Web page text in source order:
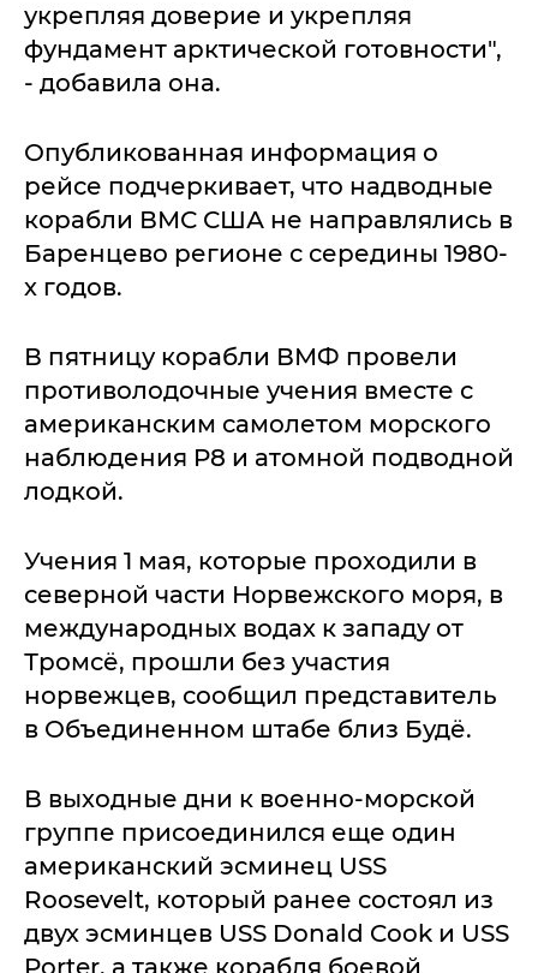
укрепляя доверие и укрепляя
фундамент арктической готовности",
- добавила она.
Опубликованная информация о
рейсе подчеркивает, что надводные
корабли ВМС США не направлялись в
Баренцево регионе с середины 1980-
х годов.
В пятницу корабли ВМФ провели
противолодочные учения вместе с
американским самолетом морского
наблюдения P8 и атомной подводной
лодкой.
Учения 1 мая, которые проходили в
северной части Норвежского моря, в
международных водах к западу от
Тромсё, прошли без участия
норвежцев, сообщил представитель
в Объединенном штабе близ Будё.
В выходные дни к военно-морской
группе присоединился еще один
американский эсминец USS
Roosevelt, который ранее состоял из
двух эсминцев USS Donald Cook и USS
Porter, а также корабля боевой